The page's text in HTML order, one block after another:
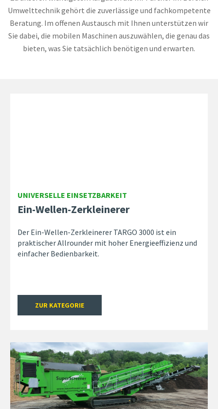
Umwelttechnik gehört die zuverlässige und fachkompetente
Beratung. Im offenen Austausch mit Ihnen unterstützen wir
Sie dabei, die mobilen Maschinen auszuwählen, die genau das
bieten, was Sie tatsächlich benötigen und erwarten.
UNIVERSELLE EINSETZBARKEIT
Ein-Wellen-Zerkleinerer
Der Ein-Wellen-Zerkleinerer TARGO 3000 ist ein
praktischer Allrounder mit hoher Energieeffizienz und
einfacher Bedienbarkeit.
ZUR KATEGORIE